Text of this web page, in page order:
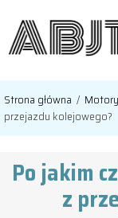
Strona główna /
przejazdu kolejowego?
Po jakim
z